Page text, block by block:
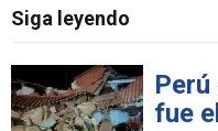
Siga leyendo
fue